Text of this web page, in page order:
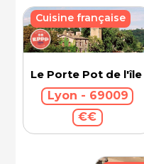
Le Porte Pot de l'île
Lyon - 69009
€€
Cuisine française